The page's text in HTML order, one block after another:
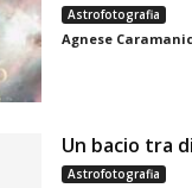
Astrofotografia
Agnese
Un bacio tra
Astrofotografia